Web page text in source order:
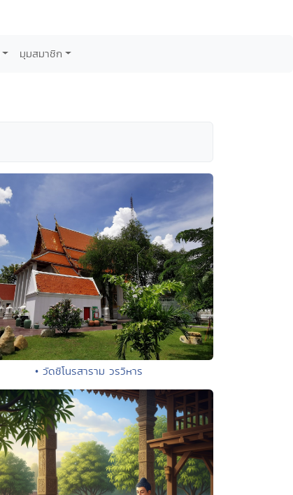
มุมสมาชิก
• วัดชิโนรสาราม วรวิหาร